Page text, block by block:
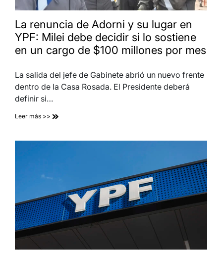
La renuncia de Adorni y su lugar en
YPF: Milei debe decidir si lo sostiene
en un cargo de $100 millones por mes
La salida del jefe de Gabinete abrió un nuevo frente
dentro de la Casa Rosada. El Presidente deberá
definir si…
Leer más >>